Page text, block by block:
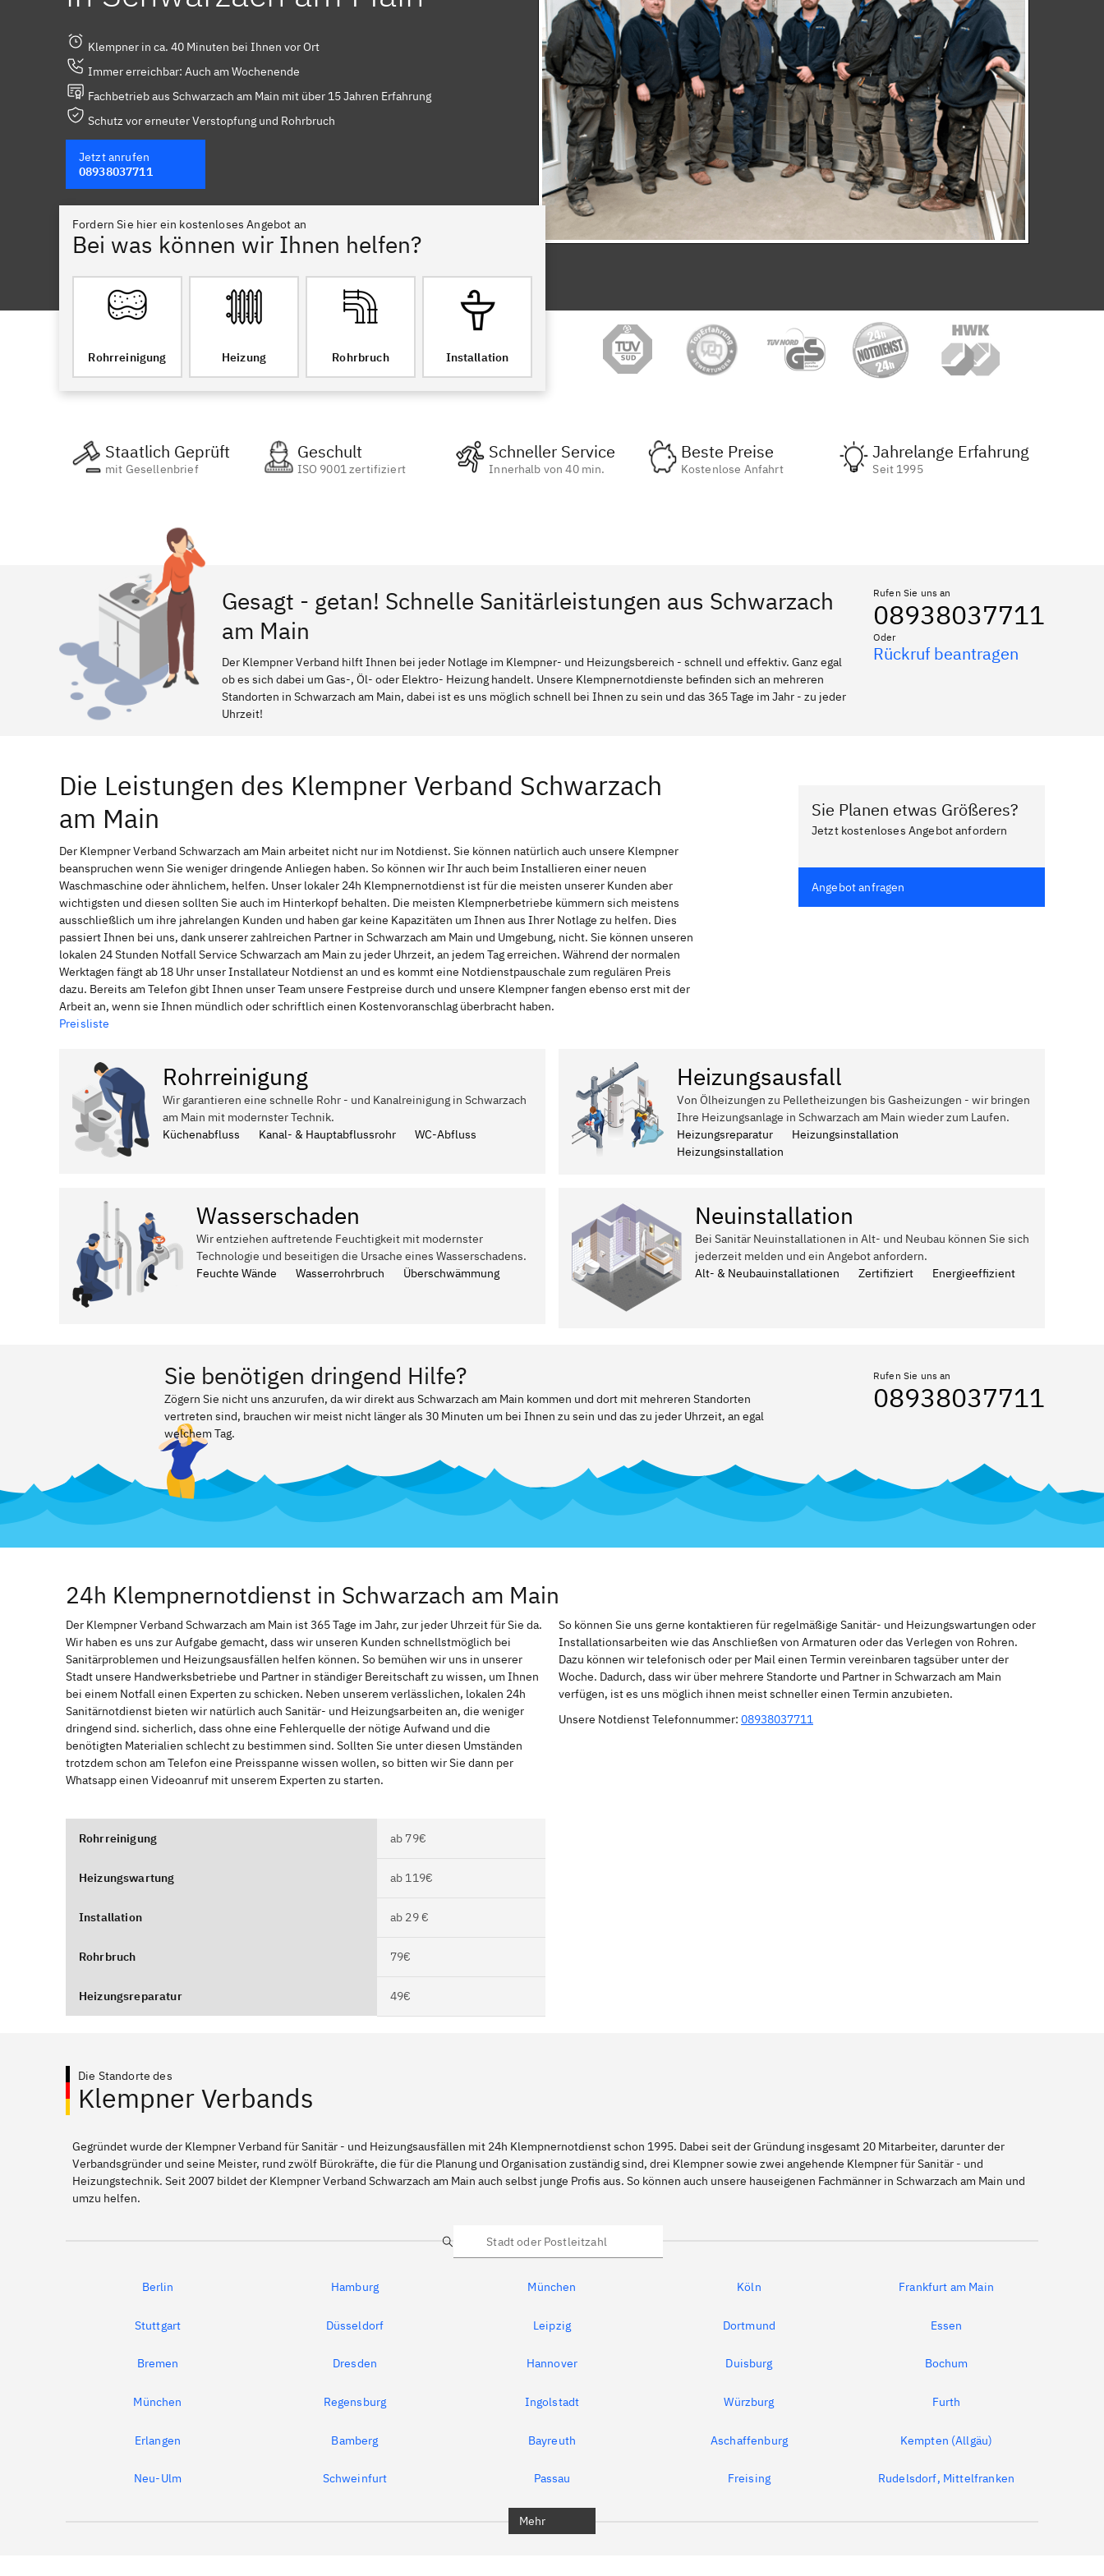
Klempner in ca. 40 Minuten bei Ihnen vor Ort
Immer erreichbar: Auch am Wochenende
Fachbetrieb aus Schwarzach am Main mit über 15 Jahren Erfahrung
Schutz vor erneuter Verstopfung und Rohrbruch
Jetzt anrufen
08938037711
Fordern Sie hier ein kostenloses Angebot an
Bei was können wir Ihnen helfen?
Rohrreinigung Heizung Rohrbruch Installation
Staatlich Geprüft
mit Gesellenbrief
Geschult
ISO 9001 zertifiziert
Schneller Service
Innerhalb von 40 min.
Beste Preise
Kostenlose Anfahrt
Jahrelange Erfahrung
Seit 1995
Gesagt - getan! Schnelle Sanitärleistungen aus Schwarzach
am Main
Der Klempner Verband hilft Ihnen bei jeder Notlage im Klempner- und Heizungsbereich - schnell und effektiv. Ganz egal
ob es sich dabei um Gas-, Öl- oder Elektro- Heizung handelt. Unsere Klempnernotdienste befinden sich an mehreren
Standorten in Schwarzach am Main, dabei ist es uns möglich schnell bei Ihnen zu sein und das 365 Tage im Jahr - zu jeder
Uhrzeit!
Rufen Sie uns an
08938037711
Oder
Rückruf beantragen
Die Leistungen des Klempner Verband Schwarzach
am Main
Der Klempner Verband Schwarzach am Main arbeitet nicht nur im Notdienst. Sie können natürlich auch unsere Klempner
beanspruchen wenn Sie weniger dringende Anliegen haben. So können wir Ihr auch beim Installieren einer neuen
Waschmaschine oder ähnlichem, helfen. Unser lokaler 24h Klempnernotdienst ist für die meisten unserer Kunden aber
wichtigsten und diesen sollten Sie auch im Hinterkopf behalten. Die meisten Klempnerbetriebe kümmern sich meistens
ausschließlich um ihre jahrelangen Kunden und haben gar keine Kapazitäten um Ihnen aus Ihrer Notlage zu helfen. Dies
passiert Ihnen bei uns, dank unserer zahlreichen Partner in Schwarzach am Main und Umgebung, nicht. Sie können unseren
lokalen 24 Stunden Notfall Service Schwarzach am Main zu jeder Uhrzeit, an jedem Tag erreichen. Während der normalen
Werktagen fängt ab 18 Uhr unser Installateur Notdienst an und es kommt eine Notdienstpauschale zum regulären Preis
dazu. Bereits am Telefon gibt Ihnen unser Team unsere Festpreise durch und unsere Klempner fangen ebenso erst mit der
Arbeit an, wenn sie Ihnen mündlich oder schriftlich einen Kostenvoranschlag überbracht haben.
Preisliste
Sie Planen etwas Größeres?
Jetzt kostenloses Angebot anfordern
Angebot anfragen
Rohrreinigung
Wir garantieren eine schnelle Rohr - und Kanalreinigung in Schwarzach
am Main mit modernster Technik.
Küchenabfluss
Kanal- & Hauptabflussrohr WC-Abfluss
Heizungsausfall
Von Ölheizungen zu Pelletheizungen bis Gasheizungen - wir bringen
Ihre Heizungsanlage in Schwarzach am Main wieder zum Laufen.
Heizungsreparatur
Heizungsinstallation
Heizungsinstallation
Wasserschaden
Wir entziehen auftretende Feuchtigkeit mit modernster
Technologie und beseitigen die Ursache eines Wasserschadens.
Feuchte Wände
Wasserrohrbruch Überschwämmung
Neuinstallation
Bei Sanitär Neuinstallationen in Alt- und Neubau können Sie sich
jederzeit melden und ein Angebot anfordern.
Alt- & Neubauinstallationen
Zertifiziert Energieeffizient
Sie benötigen dringend Hilfe?
Zögern Sie nicht uns anzurufen, da wir direkt aus Schwarzach am Main kommen und dort mit mehreren Standorten
vertreten sind, brauchen wir meist nicht länger als 30 Minuten um bei Ihnen zu sein und das zu jeder Uhrzeit, an egal
welchem Tag.
Rufen Sie uns an
08938037711
24h Klempnernotdienst in Schwarzach am Main
Der Klempner Verband Schwarzach am Main ist 365 Tage im Jahr, zur jeder Uhrzeit für Sie da.
Wir haben es uns zur Aufgabe gemacht, dass wir unseren Kunden schnellstmöglich bei
Sanitärproblemen und Heizungsausfällen helfen können. So bemühen wir uns in unserer
Stadt unsere Handwerksbetriebe und Partner in ständiger Bereitschaft zu wissen, um Ihnen
bei einem Notfall einen Experten zu schicken. Neben unserem verlässlichen, lokalen 24h
Sanitärnotdienst bieten wir natürlich auch Sanitär- und Heizungsarbeiten an, die weniger
dringend sind. sicherlich, dass ohne eine Fehlerquelle der nötige Aufwand und die
benötigten Materialien schlecht zu bestimmen sind. Sollten Sie unter diesen Umständen
trotzdem schon am Telefon eine Preisspanne wissen wollen, so bitten wir Sie dann per
Whatsapp einen Videoanruf mit unserem Experten zu starten.
So können Sie uns gerne kontaktieren für regelmäßige Sanitär- und Heizungswartungen oder
Installationsarbeiten wie das Anschließen von Armaturen oder das Verlegen von Rohren.
Dazu können wir telefonisch oder per Mail einen Termin vereinbaren tagsüber unter der
Woche. Dadurch, dass wir über mehrere Standorte und Partner in Schwarzach am Main
verfügen, ist es uns möglich ihnen meist schneller einen Termin anzubieten.
Unsere Notdienst Telefonnummer: 08938037711
Rohrreinigung ab 79€
Heizungswartung ab 119€
Installation ab 29 €
Rohrbruch 79€
Heizungsreparatur 49€
Die Standorte des
Klempner Verbands
Gegründet wurde der Klempner Verband für Sanitär - und Heizungsausfällen mit 24h Klempnernotdienst schon 1995. Dabei seit der Gründung insgesamt 20 Mitarbeiter, darunter der
Verbandsgründer und seine Meister, rund zwölf Bürokräfte, die für die Planung und Organisation zuständig sind, drei Klempner sowie zwei angehende Klempner für Sanitär - und
Heizungstechnik. Seit 2007 bildet der Klempner Verband Schwarzach am Main auch selbst junge Profis aus. So können auch unsere hauseigenen Fachmänner in Schwarzach am Main und
umzu helfen.
Suche
Berlin Hamburg München Köln Frankfurt am Main
Stuttgart Düsseldorf Leipzig Dortmund Essen
Bremen Dresden Hannover Duisburg Bochum
München Regensburg Ingolstadt Würzburg Furth
Erlangen Bamberg Bayreuth Aschaffenburg Kempten (Allgäu)
Neu-Ulm Schweinfurt Passau Freising Rudelsdorf, Mittelfranken
Mehr